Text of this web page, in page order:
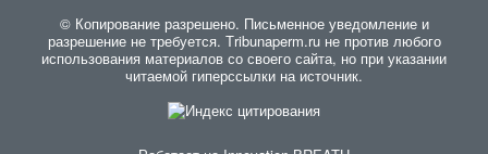
© Копирование разрешено. Письменное уведомление и
разрешение не требуется. Тribunaperm.ru не против любого
использования материалов со своего сайта, но при указании
читаемой гиперссылки на источник.